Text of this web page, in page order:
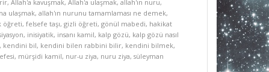
, Allah'a kavuşmak, Allah'a ulaşmak, allah'ın nuru,
ulaşmak, allah'ın nurunu tamamlaması ne demek,
öğreti, felsefe taşı, gizli öğreti, gönül mabedi, hakikat
, inisiyatik, insanı kamil, kalp gözü, kalp gözü nasıl
, kendini bil, kendini bilen rabbini bilir, kendini bilmek,
, mürşidi kamil, nur-u ziya, nuru ziya, süleyman